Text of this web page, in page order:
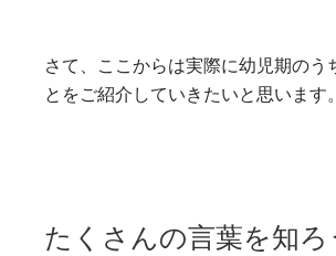
さて、ここからは実際に幼児期のう
とをご紹介していきたいと思います。
たくさんの言葉を知ろ